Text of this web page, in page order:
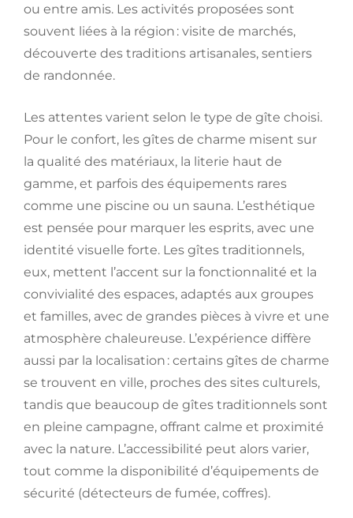
ou entre amis. Les activités proposées sont
souvent liées à la région : visite de marchés,
découverte des traditions artisanales, sentiers
de randonnée.
Les attentes varient selon le type de gîte choisi.
Pour le confort, les gîtes de charme misent sur
la qualité des matériaux, la literie haut de
gamme, et parfois des équipements rares
comme une piscine ou un sauna. L’esthétique
est pensée pour marquer les esprits, avec une
identité visuelle forte. Les gîtes traditionnels,
eux, mettent l’accent sur la fonctionnalité et la
convivialité des espaces, adaptés aux groupes
et familles, avec de grandes pièces à vivre et une
atmosphère chaleureuse. L’expérience diffère
aussi par la localisation : certains gîtes de charme
se trouvent en ville, proches des sites culturels,
tandis que beaucoup de gîtes traditionnels sont
en pleine campagne, offrant calme et proximité
avec la nature. L’accessibilité peut alors varier,
tout comme la disponibilité d’équipements de
sécurité (détecteurs de fumée, coffres).